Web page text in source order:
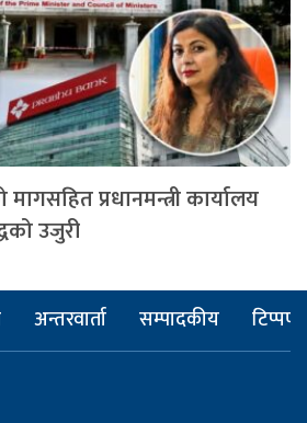
प्रधानमन्त्री कार्यालय
उजुरी
अन्तरवार्ता सम्पादकीय टिप्पणी